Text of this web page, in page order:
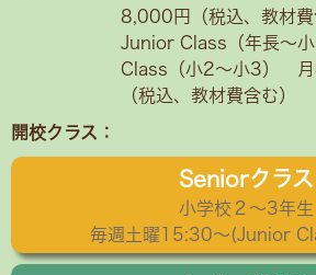
8,000円（税込、教材費
Junior Class（年長～
Class（小2〜小3）
（税込、教材費含む）
開校クラス：
Seniorクラス
小学校２〜3年生
毎週土曜15:30〜(Junior